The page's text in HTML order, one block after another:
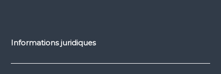
Informations juridiques